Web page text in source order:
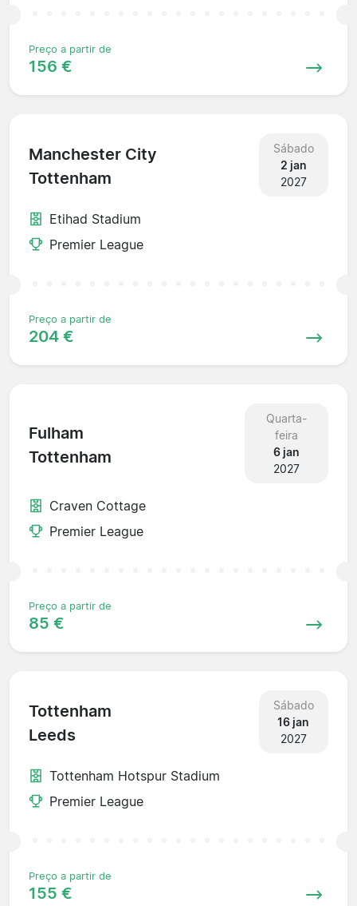
Preço a partir de
156 €
Manchester City
Tottenham
Sábado
2 jan
2027
Etihad Stadium
Premier League
Preço a partir de
204 €
Fulham
Tottenham
Quarta-
feira
6 jan
2027
Craven Cottage
Premier League
Preço a partir de
85 €
Tottenham
Leeds
Sábado
16 jan
2027
Tottenham Hotspur Stadium
Premier League
Preço a partir de
155 €